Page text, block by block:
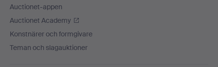
Auctionet-appen
Auctionet Academy
Konstnärer och formgivare
Teman och slagauktioner